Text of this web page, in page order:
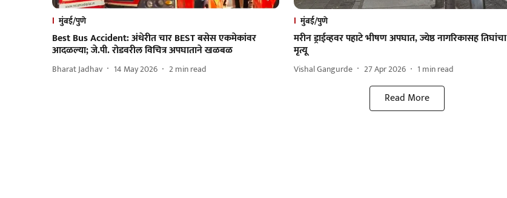
मुंबई/पुणे
Best Bus Accident: अंधेरीत चार BEST बसेस एकमेकांवर
आदळल्या; जे.पी. रोडवरील विचित्र अपघाताने खळबळ
Bharat Jadhav 14 May 2026 2min read
मुंबई/पुणे
मरीन ड्राईव्हवर पहाटे भीषण अपघात, ज्येष्ठ नागरिकासह तिघांचा
मृत्यू
Vishal Gangurde 27 Apr 2026 1 min read
Read More